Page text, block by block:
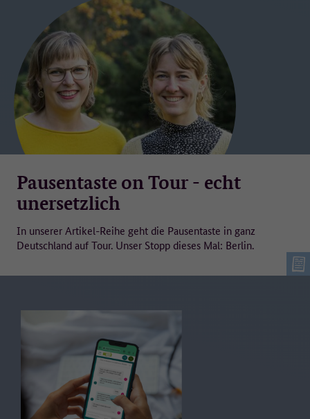
Pausentaste on Tour - echt
unersetzlich
In unserer Artikel-Reihe geht die Pausentaste in ganz
Deutschland auf Tour. Unser Stopp dieses Mal: Berlin.
danach gelöscht.
Auf welcher Rechtsgrundlage werden die Daten erfasst?
Rechtsgrundlage für die Erfassung der Daten ist die Einwilligung der
Nutzenden nach Art. 6 Abs. 1 Buchstabe a der Datenschutz-
Grundverordnung (DSGVO). Die Einwilligung kann auf der
Datenschutzseite jederzeit widerrufen werden. Die Rechtmäßigkeit
der bis zum Widerruf erfolgten Datenverarbeitung bleibt davon
unberührt.
Matomo wird lokal auf den Servern des technischen Dienstleisters,
der ]init[ AG, in Deutschland betrieben (Auftragsverarbeiter).
Weitere Informationen: